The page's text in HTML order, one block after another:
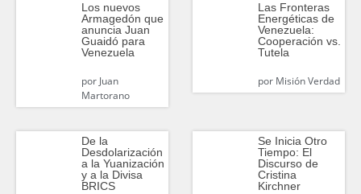
Los nuevos
Armagedón que
anuncia Juan
Guaidó para
Venezuela
porJuan
Martorano
Las Fronteras
Energéticas de
Venezuela:
Cooperación vs.
Tutela
porMisión Verdad
De la
Desdolarización
a la Yuanización
y a la Divisa
BRICS
Se Inicia Otro
Tiempo: El
Discurso de
Cristina
Kirchner